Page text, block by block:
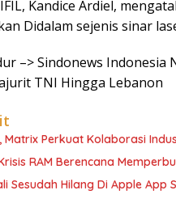
Kandice Ardiel,
Didalam sejenis sinar
–> Sindonews Indonesia
TNI Hingga Lebanon
Matrix Perkuat Kolaborasi
RAM Berencana
Sesudah Hilang Di Apple App